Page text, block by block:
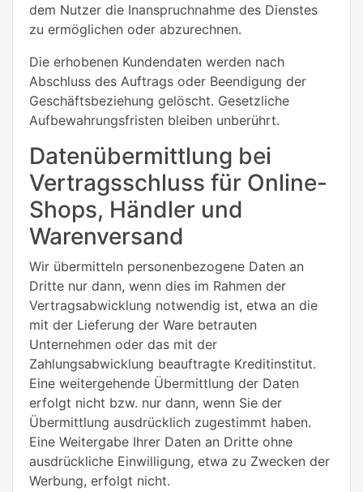
dem Nutzer die Inanspruchnahme des Dienstes
zu ermöglichen oder abzurechnen.
Die erhobenen Kundendaten werden nach
Abschluss des Auftrags oder Beendigung der
Geschäftsbeziehung gelöscht. Gesetzliche
Aufbewahrungsfristen bleiben unberührt.
Datenübermittlung bei
Vertragsschluss für Online-
Shops, Händler und
Warenversand
Wir übermitteln personenbezogene Daten an
Dritte nur dann, wenn dies im Rahmen der
Vertragsabwicklung notwendig ist, etwa an die
mit der Lieferung der Ware betrauten
Unternehmen oder das mit der
Zahlungsabwicklung beauftragte Kreditinstitut.
Eine weitergehende Übermittlung der Daten
erfolgt nicht bzw. nur dann, wenn Sie der
Übermittlung ausdrücklich zugestimmt haben.
Eine Weitergabe Ihrer Daten an Dritte ohne
ausdrückliche Einwilligung, etwa zu Zwecken der
Werbung, erfolgt nicht.